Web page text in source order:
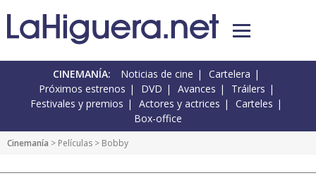
CINEMANÍA: Noticias de cine
Cartelera
Próximos estrenos
DVD Avances
Tráilers
Festivales y premios
Actores y actrices
Carteles
Box-office
Cinemanía > Películas > Bobby